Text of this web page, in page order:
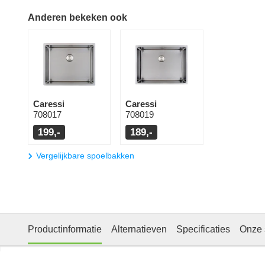
Anderen bekeken ook
Caressi
708017
199,-
Caressi
708019
189,-
Vergelijkbare spoelbakken
Productinformatie Alternatieven Specificaties Onze